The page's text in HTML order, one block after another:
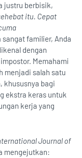
justru berbisik,
itu. Cepat
familier, Anda
dengan
Memahami
menjadi salah satu
khususnya bagi
ekstra keras untuk
kerja yang
Journal of
mengejutkan: